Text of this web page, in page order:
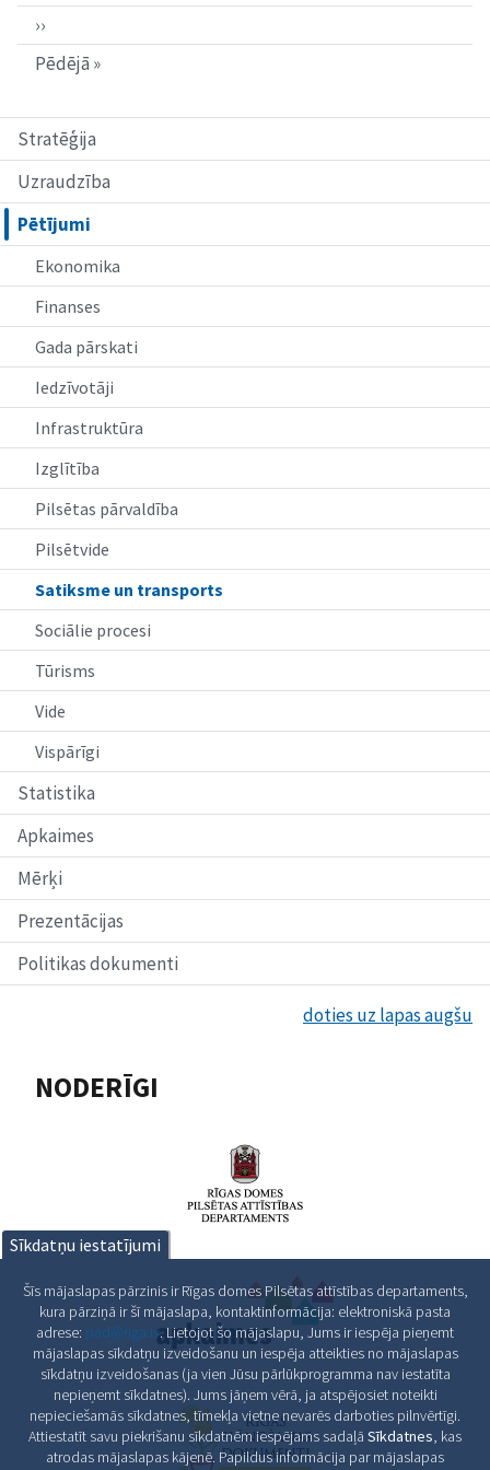
Stratēģija
Uzraudzība
Pētījumi
Ekonomika
Finanses
Gada pārskati
Iedzīvotāji
Infrastruktūra
Izglītība
Pilsētas pārvaldība
Pilsētvide
Satiksme un transports
Sociālie procesi
Tūrisms
Vide
Vispārīgi
Statistika
Apkaimes
Mērķi
Prezentācijas
Politikas dokumenti
››
Pēdējā »
doties uz lapas augšu
NODERĪGI
Sīkdatņu iestatījumi
Šīs mājaslapas pārzinis ir Rīgas domes Pilsētas attīstības departaments,
kura pārziņā ir šī mājaslapa, kontaktinformācija: elektroniskā pasta
adrese: pad@riga.lv. Lietojot šo mājaslapu, Jums ir iespēja pieņemt
mājaslapas sīkdatņu izveidošanu un iespēja atteikties no mājaslapas
sīkdatņu izveidošanas (ja vien Jūsu pārlūkprogramma nav iestatīta
nepieņemt sīkdatnes). Jums jāņem vērā, ja atspējosiet noteikti
nepieciešamās sīkdatnes, tīmekļa vietne nevarēs darboties pilnvērtīgi.
Attiestatīt savu piekrišanu sīkdatnēm iespējams sadaļā Sīkdatnes, kas
atrodas mājaslapas kājenē. Papildus informācija par mājaslapas